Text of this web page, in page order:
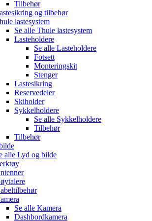
Tilbehør
og tilbehør
lastesystem
Se alle Thule lastesystem
Lasteholdere
Se alle Lasteholdere
Fotsett
Monteringskit
Stenger
Lastesikring
Reservedeler
Skiholder
Sykkelholdere
Se alle Sykkelholdere
Tilbehør
Tilbehør
alle Lyd og bilde
Se alle Kamera
Dashbordkamera